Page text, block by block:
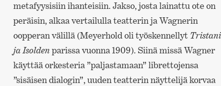
metafyysisiin ihanteisiin. Jakso, josta lainattu ote on
peräisin, alkaa vertailulla teatterin ja Wagnerin
oopperan välillä (Meyerhold oli työskennellyt
ja Isolden parissa vuonna 1909). Siinä missä Wagner
käyttää orkesteria ”paljastamaan” librettojensa
”sisäisen dialogin”, uuden teatterin näyttelijä korvaa